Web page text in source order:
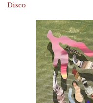
Disco